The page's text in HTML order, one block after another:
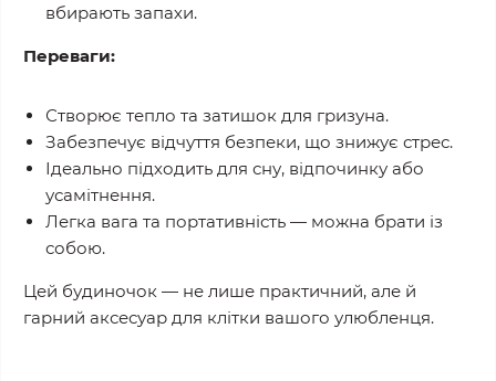
вбирають запахи.
Переваги:
Створює тепло та затишок для гризуна.
Забезпечує відчуття безпеки, що знижує стрес.
Ідеально підходить для сну, відпочинку або
усамітнення.
Легка вага та портативність — можна брати із
собою.
Цей будиночок — не лише практичний, але й
гарний аксесуар для клітки вашого улюбленця.